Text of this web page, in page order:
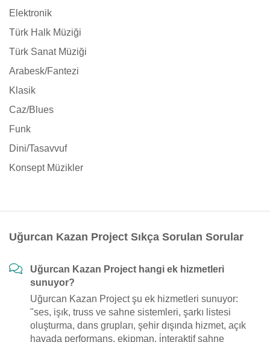
Elektronik
Türk Halk Müziği
Türk Sanat Müziği
Arabesk/Fantezi
Klasik
Caz/Blues
Funk
Dini/Tasavvuf
Konsept Müzikler
Uğurcan Kazan Project Sıkça Sorulan Sorular
Uğurcan Kazan Project hangi ek hizmetleri
sunuyor?
Uğurcan Kazan Project şu ek hizmetleri sunuyor:
"ses, işık, truss ve sahne sistemleri, şarkı listesi
oluşturma, dans grupları, şehir dışında hizmet, açık
havada performans, ekipman, i̇nteraktif sahne